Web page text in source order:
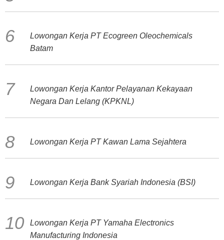
Lowongan Kerja PT Ecogreen Oleochemicals
Batam
Lowongan Kerja Kantor Pelayanan Kekayaan
Negara Dan Lelang (KPKNL)
Lowongan Kerja PT Kawan Lama Sejahtera
Lowongan Kerja Bank Syariah Indonesia (BSI)
Lowongan Kerja PT Yamaha Electronics
Manufacturing Indonesia